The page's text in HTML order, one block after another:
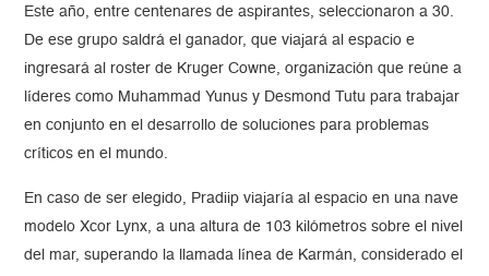
Este año, entre centenares de aspirantes, seleccionaron a 30.
De ese grupo saldrá el ganador, que viajará al espacio e
ingresará al roster de Kruger Cowne, organización que reúne a
líderes como Muhammad Yunus y Desmond Tutu para trabajar
en conjunto en el desarrollo de soluciones para problemas
críticos en el mundo.
En caso de ser elegido, Pradiip viajaría al espacio en una nave
modelo Xcor Lynx, a una altura de 103 kilómetros sobre el nivel
del mar, superando la llamada línea de Karmán, considerado el